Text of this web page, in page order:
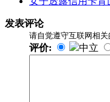
发表评论
请自觉遵守互联网相
评价: 中立